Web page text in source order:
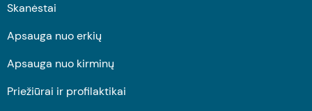
Skanėstai
Apsauga nuo erkių
Apsauga nuo kirminų
Priežiūrai ir profilaktikai